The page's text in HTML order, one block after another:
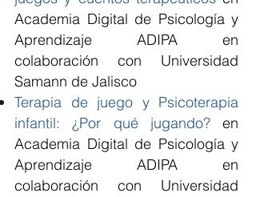
Academia Digital de Psicología y
Aprendizaje ADIPA en
colaboración con Universidad
Samann de Jalisco
Terapia de juego y Psicoterapia
infantil: ¿Por qué jugando?en
Academia Digital de Psicología y
Aprendizaje ADIPA en
colaboración con Universidad